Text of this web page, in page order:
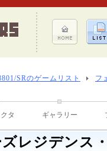
SRのゲームリスト フ
タ ギャラリー
レジデンス